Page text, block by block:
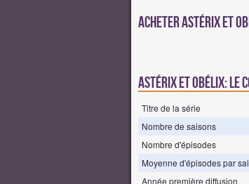
Acheter Astérix et
astérix et obélix: le
Titre de la série
Nombre de saisons
Nombre d'épisodes
Moyenne d'épisodes par
Année première diffusion